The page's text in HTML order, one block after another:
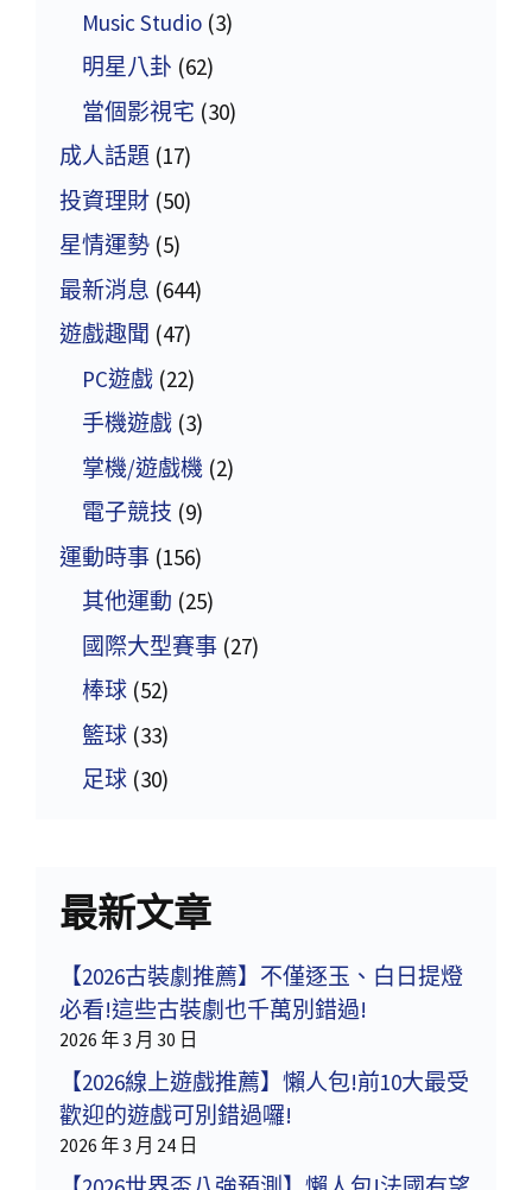
Music Studio (3)
明星八卦 (62)
當個影視宅 (30)
成人話題 (17)
投資理財 (50)
星情運勢 (5)
最新消息 (644)
遊戲趣聞 (47)
PC遊戲 (22)
手機遊戲 (3)
掌機/遊戲機 (2)
電子競技 (9)
運動時事 (156)
其他運動 (25)
國際大型賽事 (27)
棒球 (52)
籃球 (33)
足球 (30)
最新文章
【2026古裝劇推薦】不僅逐玉、白日提燈
必看!這些古裝劇也千萬別錯過!
2026 年 3 月 30 日
【2026線上遊戲推薦】懶人包!前10大最受
歡迎的遊戲可別錯過囉!
2026 年 3 月 24 日